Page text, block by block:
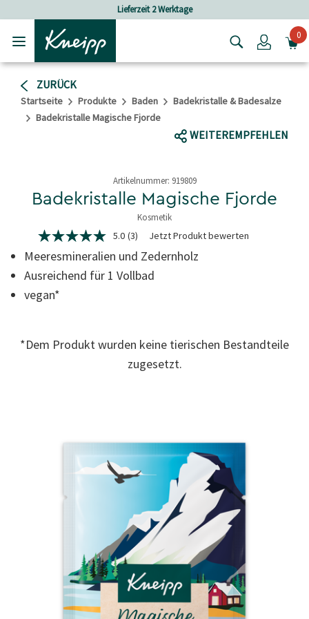
Login0
ZURÜCK
Startseite Produkte Baden
Badekristalle & Badesalze
Badekristalle Magische Fjorde
WEITEREMPFEHLEN
Artikelnummer: 919809
Badekristalle Magische Fjorde
Kosmetik
3,5 von 5 Sternen
5.0
von
5
Sternen,
der
Reviews.
Link
5.0 (3) Jetzt Produkt bewerten
Meeresmineralien und Zedernholz
Ausreichend für 1 Vollbad
vegan*
*Dem Produkt wurden keine tierischen Bestandteile
zugesetzt.